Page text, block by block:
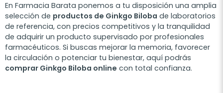
En Farmacia Barata ponemos a tu disposición una amplia
selección de productos de Ginkgo Biloba de laboratorios
de referencia, con precios competitivos y la tranquilidad
de adquirir un producto supervisado por profesionales
farmacéuticos. Si buscas mejorar la memoria, favorecer
la circulación o potenciar tu bienestar, aquí podrás
comprar Ginkgo Biloba online con total confianza.